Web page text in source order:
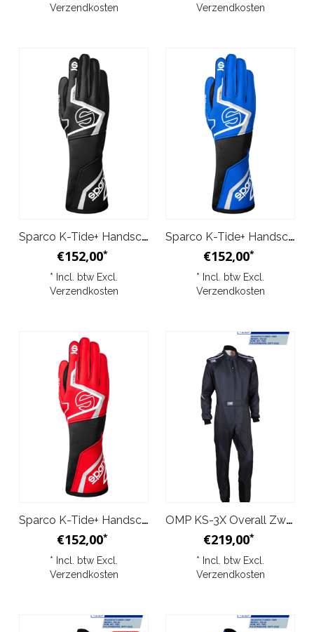
Verzendkosten
Verzendkosten
Sparco K-Tide+ Handschoenen Zwart
€152,00*
* Incl. btw Excl.
Verzendkosten
Sparco K-Tide+ Handschoenen Blauw Zwart
€152,00*
* Incl. btw Excl.
Verzendkosten
Sparco K-Tide+ Handschoenen Rood Zwart
€152,00*
* Incl. btw Excl.
Verzendkosten
OMP KS-3X Overall Zwart Antraciet
€219,00*
* Incl. btw Excl.
Verzendkosten